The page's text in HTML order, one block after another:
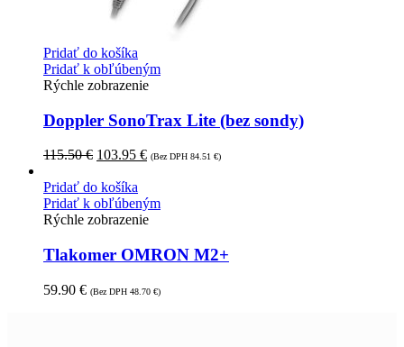
Pridať do košíka
Pridať k obľúbeným
Rýchle zobrazenie
Doppler SonoTrax Lite (bez sondy)
115.50€ 103.95 € (Bez DPH 84.51 €)
Pridať do košíka
Pridať k obľúbeným
Rýchle zobrazenie
Tlakomer OMRON M2+
59.90 € (Bez DPH 48.70 €)